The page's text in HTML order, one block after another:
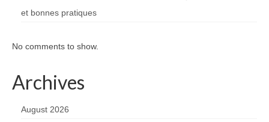
et bonnes pratiques
No comments to show.
Archives
August 2026